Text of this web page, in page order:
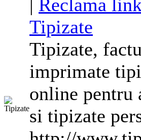
| Reclama
Tipizate
Tipizate,
imprimate
online pentru
si tipizate